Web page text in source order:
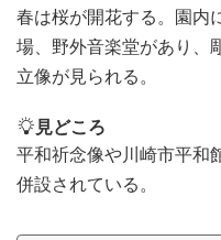
春は桜が開花する。園内
場、野外音楽堂があり、
立像が見られる。
見どころ
平和祈念像や川崎市平和
併設されている。